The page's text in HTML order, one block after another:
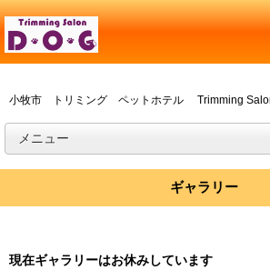
小牧市 トリミング ペットホテル Trimming
ギャラリー
現在ギャラリーはお休みしています